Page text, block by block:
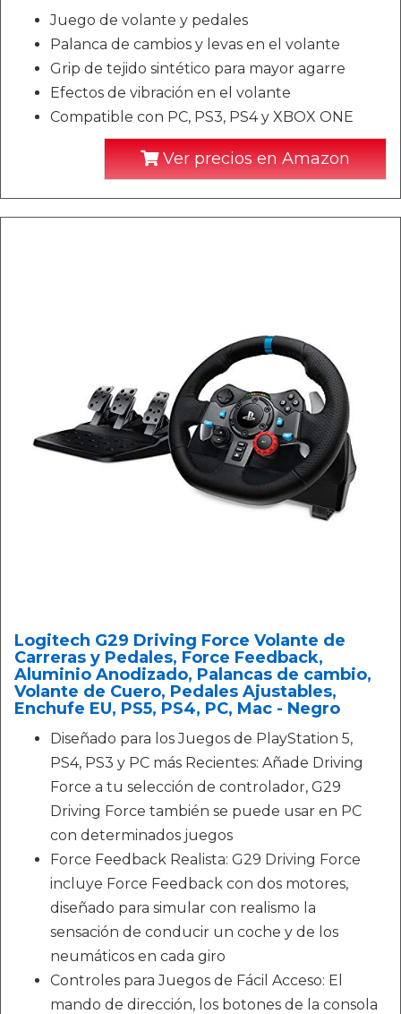
Juego de volante y pedales
Palanca de cambios y levas en el volante
Grip de tejido sintético para mayor agarre
Efectos de vibración en el volante
Compatible con PC, PS3, PS4 y XBOX ONE
Ver precios en Amazon
Logitech G29 Driving Force Volante de
Carreras y Pedales, Force Feedback,
Aluminio Anodizado, Palancas de cambio,
Volante de Cuero, Pedales Ajustables,
Enchufe EU, PS5, PS4, PC, Mac - Negro
Diseñado para los Juegos de PlayStation 5,
PS4, PS3 y PC más Recientes: Añade Driving
Force a tu selección de controlador, G29
Driving Force también se puede usar en PC
con determinados juegos
Force Feedback Realista: G29 Driving Force
incluye Force Feedback con dos motores,
diseñado para simular con realismo la
sensación de conducir un coche y de los
neumáticos en cada giro
Controles para Juegos de Fácil Acceso: El
mando de dirección, los botones de la consola